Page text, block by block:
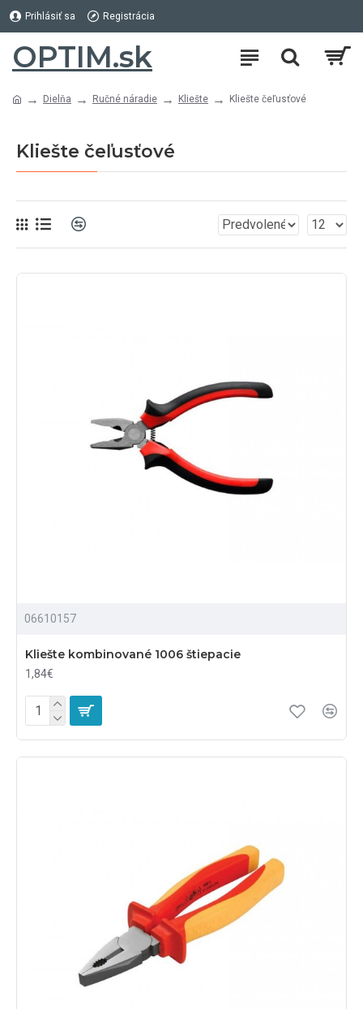
Prihlásiť sa Registrácia
OPTIM.sk
Dielňa Ručné náradie Kliešte Kliešte čeľusťové
Kliešte čeľusťové
06610157
Kliešte kombinované 1006 štiepacie
1,84€